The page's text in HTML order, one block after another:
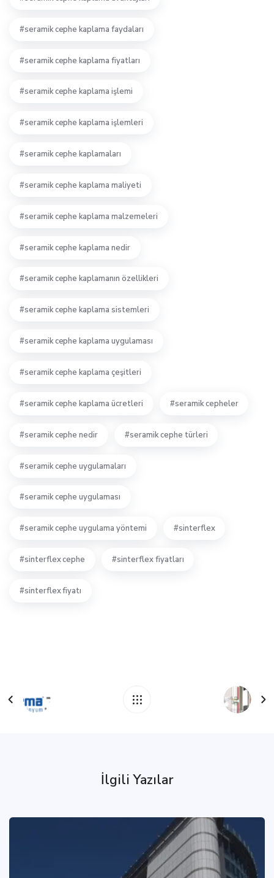
seramik cephe kaplama faydaları
seramik cephe kaplama fiyatları
seramik cephe kaplama işlemi
seramik cephe kaplama işlemleri
seramik cephe kaplamaları
seramik cephe kaplama maliyeti
seramik cephe kaplama malzemeleri
seramik cephe kaplama nedir
seramik cephe kaplamanın özellikleri
seramik cephe kaplama sistemleri
seramik cephe kaplama uygulaması
seramik cephe kaplama çeşitleri
seramik cephe kaplama ücretleri seramik cepheler
seramik cephe nedir seramik cephe türleri
seramik cephe uygulamaları
seramik cephe uygulaması
seramik cephe uygulama yöntemi sinterflex
sinterflex cephe sinterflex fiyatları
sinterflex fiyatı
İlgili Yazılar